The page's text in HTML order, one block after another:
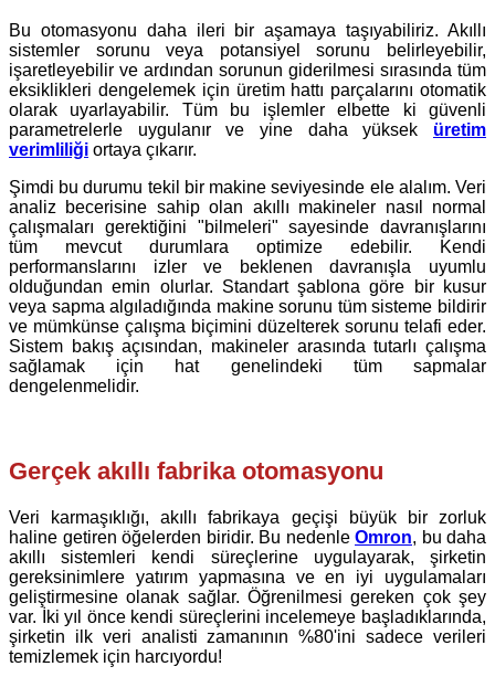
Bu otomasyonu daha ileri bir aşamaya taşıyabiliriz. Akıllı
sistemler sorunu veya potansiyel sorunu belirleyebilir,
işaretleyebilir ve ardından sorunun giderilmesi sırasında tüm
eksiklikleri dengelemek için üretim hattı parçalarını otomatik
olarak uyarlayabilir. Tüm bu işlemler elbette ki güvenli
parametrelerle uygulanır ve yine daha yüksek üretim
verimliliği ortaya çıkarır.
Şimdi bu durumu tekil bir makine seviyesinde ele alalım. Veri
analiz becerisine sahip olan akıllı makineler nasıl normal
çalışmaları gerektiğini "bilmeleri" sayesinde davranışlarını
tüm mevcut durumlara optimize edebilir. Kendi
performanslarını izler ve beklenen davranışla uyumlu
olduğundan emin olurlar. Standart şablona göre bir kusur
veya sapma algıladığında makine sorunu tüm sisteme bildirir
ve mümkünse çalışma biçimini düzelterek sorunu telafi eder.
Sistem bakış açısından, makineler arasında tutarlı çalışma
sağlamak için hat genelindeki tüm sapmalar
dengelenmelidir.
Gerçek akıllı fabrika otomasyonu
Veri karmaşıklığı, akıllı fabrikaya geçişi büyük bir zorluk
haline getiren öğelerden biridir. Bu nedenle Omron, bu daha
akıllı sistemleri kendi süreçlerine uygulayarak, şirketin
gereksinimlere yatırım yapmasına ve en iyi uygulamaları
geliştirmesine olanak sağlar. Öğrenilmesi gereken çok şey
var. İki yıl önce kendi süreçlerini incelemeye başladıklarında,
şirketin ilk veri analisti zamanının %80'ini sadece verileri
temizlemek için harcıyordu!